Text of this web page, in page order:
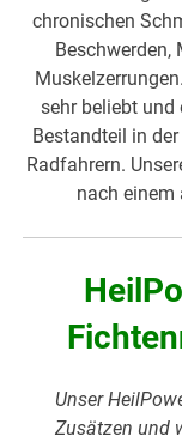
chronischen
Beschwerden,
sehr beliebt
Bestandteil in
Radfahrern.
nach einem
Unser
Zusätzen und